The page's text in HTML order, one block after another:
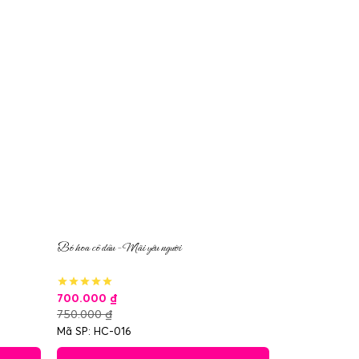
Bó hoa cô dâu – Mãi yêu người
700.000 ₫
750.000₫
Mã SP: HC-016